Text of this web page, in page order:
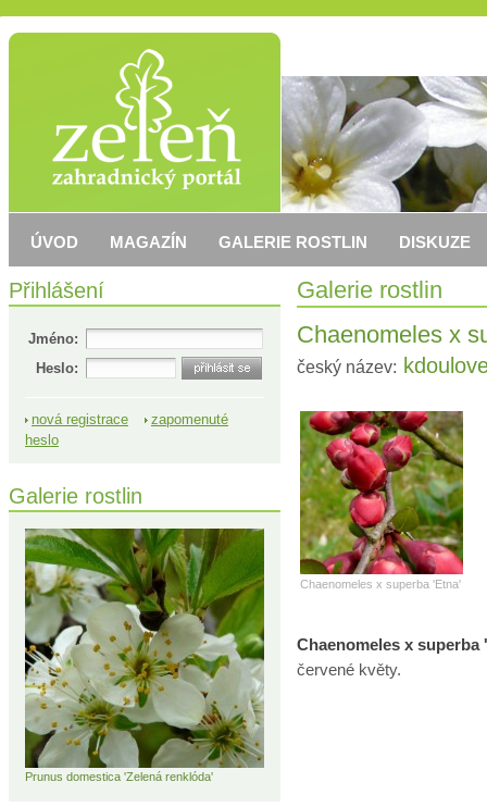
Galerie rostlin
Chaenomeles x
český název:
Chaenomeles x superba 'Etna'
Chaenomeles x superba
červené květy.
Přihlášení
Jméno:
Heslo:
nová registrace
zapomenuté
heslo
Galerie rostlin
Prunus domestica 'Zelená renklóda'
ÚVOD MAGAZÍN GALERIE ROSTLIN DISKUZE